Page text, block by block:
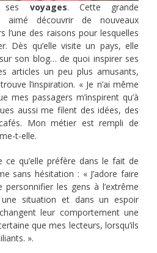
ses voyages. Cette grande
aimé découvrir de nouveaux
l’une des raisons pour lesquelles
Dès qu’elle visite un pays, elle
son blog… de quoi inspirer ses
articles un peu plus amusants,
l’inspiration. « Je n’ai même
mes passagers m’inspirent qu’à
aussi me filent des idées, des
Mon métier est rempli de
t-elle.
ce qu’elle préfère dans le fait de
sans hésitation : « J’adore faire
personnifier les gens à l’extrême
situation et dans un espoir
leur comportement une
que mes lecteurs, lorsqu’ils
».